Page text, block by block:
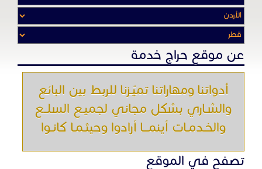
عن موقع حراج خدمة
أدواتنا ومهاراتنا تميّـزنا للربط بين البائع
والشـاري بشكل مجاني لجميـع السلــع
والخـدمـات أينمـــا أرادوا وحيثـمـا كانـوا
تصفح في الموقع